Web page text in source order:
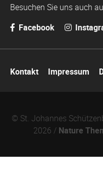
Besuchen Sie uns auch
Facebook
überspringen
Kontakt Impressum
© St. Johannes
2026 / Nature